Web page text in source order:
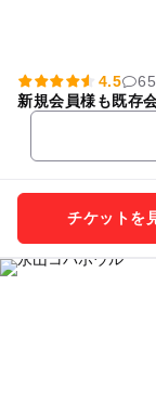
4.5
新規会員様も既存
チケットを